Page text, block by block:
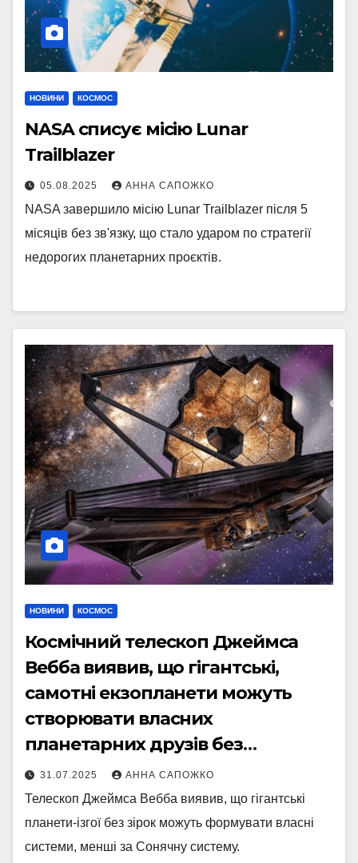
НОВИНИ КОСМОС
NASA списує місію Lunar
Trailblazer
05.08.2025 АННА САПОЖКО
NASA завершило місію Lunar Trailblazer після 5
місяців без зв'язку, що стало ударом по стратегії
недорогих планетарних проєктів.
НОВИНИ КОСМОС
Космічний телескоп Джеймса
Вебба виявив, що гігантські,
самотні екзопланети можуть
створювати власних
планетарних друзів без
батьківської зірки
31.07.2025 АННА САПОЖКО
Телескоп Джеймса Вебба виявив, що гігантські
планети-ізгої без зірок можуть формувати власні
системи, менші за Сонячну систему.